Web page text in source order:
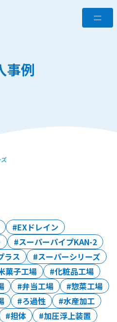
メ
事例
EXドレイン
スーパーパイプKAN-2
ラス
スーパーシリーズ
菓子工場
化粧品工場
弁当工場
惣菜工場
ろ過性
水産加工
担体
加圧浮上装置